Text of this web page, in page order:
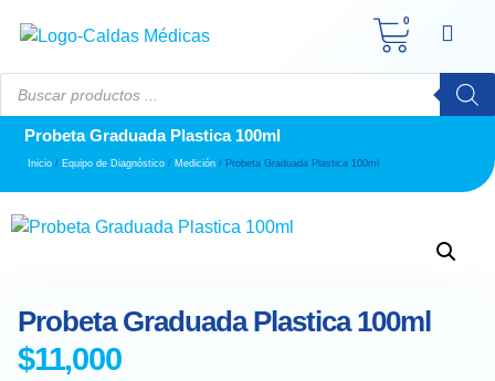
0
Probeta Graduada Plastica 100ml
Inicio / Equipo de Diagnóstico / Medición / Probeta Graduada Plastica 100ml
Probeta Graduada Plastica 100ml
$11,000